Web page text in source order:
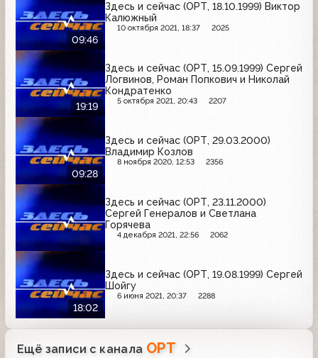
09:46
Здесь и сейчас (ОРТ, 18.10.1999) Виктор
Калюжный
10 октября 2021, 18:37 2025
19:19
Здесь и сейчас (ОРТ, 15.09.1999) Сергей
Логвинов, Роман Попкович и Николай
Кондратенко
5 октября 2021, 20:43 2207
09:28
Здесь и сейчас (ОРТ, 29.03.2000)
Владимир Козлов
8 ноября 2020, 12:53 2356
Здесь и сейчас (ОРТ, 23.11.2000)
Сергей Генералов и Светлана
Горячева
4 декабря 2021, 22:56 2062
18:02
Здесь и сейчас (ОРТ, 19.08.1999) Сергей
Шойгу
6 июня 2021, 20:37 2288
Ещё записи с канала ОРТ